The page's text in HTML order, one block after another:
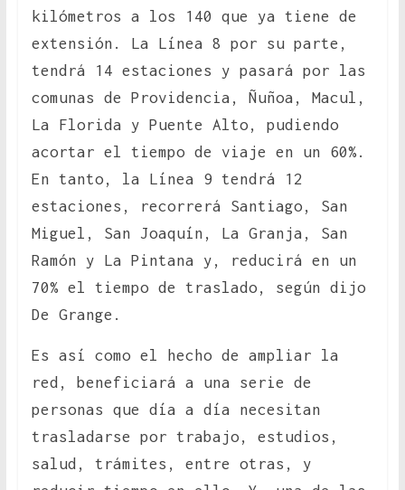
kilómetros a los 140 que ya tiene de
extensión. La Línea 8 por su parte,
tendrá 14 estaciones y pasará por las
comunas de Providencia, Ñuñoa, Macul,
La Florida y Puente Alto, pudiendo
acortar el tiempo de viaje en un 60%.
En tanto, la Línea 9 tendrá 12
estaciones, recorrerá Santiago, San
Miguel, San Joaquín, La Granja, San
Ramón y La Pintana y, reducirá en un
70% el tiempo de traslado, según dijo
De Grange.
Es así como el hecho de ampliar la
red, beneficiará a una serie de
personas que día a día necesitan
trasladarse por trabajo, estudios,
salud, trámites, entre otras, y